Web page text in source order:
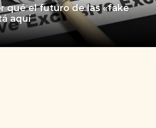
qué el futuro de las «fake
aquí